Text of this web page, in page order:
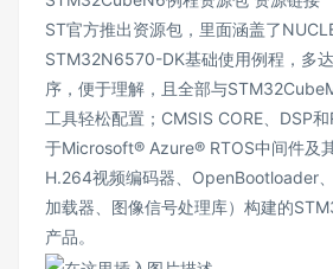
ST官方推出资源包，里面涵盖了
STM32N6570-DK基础使用例程，多
序，便于理解，且全部与
工具轻松配置；CMSIS CORE、DSP
于Microsoft® Azure® RTOS中间件及
H.264视频编码器、OpenBootloader
加载器、图像信号处理库）构建的
产品。